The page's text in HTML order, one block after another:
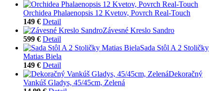
Orchidea Phalaenopsis 12 Kvetov, Povrch Real-Touch
149 € Detail
Závesné Kreslo Sandro
599 € Detail
Sada Stôl A 2 Stoličky
Matias Biela
149 € Detail
Dekoračný
Vankúš Gladys, 45/45cm, Zelená